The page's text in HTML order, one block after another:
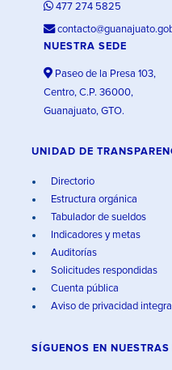
477 274 5825
NUESTRA SEDE
Paseo de la Presa 103,
Centro, C.P. 36000,
Guanajuato, GTO.
UNIDAD DE
Directorio
Estructura orgánica
Tabulador de sueldos
Indicadores y metas
Auditorías
Solicitudes respondidas
Cuenta pública
Aviso de privacidad integral
SÍGUENOS EN NUESTRAS